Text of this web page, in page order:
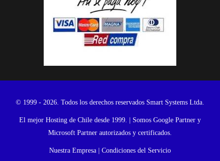
© 1999 - 2026. Todos los derechos reservados Smart Systems Ltda.
El mejor Hosting de Chile desde 1999. | Somos Google Partner y
Microsoft Partner autorizados y certificados.
Nuestra Empresa Condiciones del Servicio